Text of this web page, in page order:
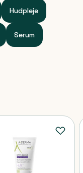
du at øge
dag.
Hudpleje
Serum